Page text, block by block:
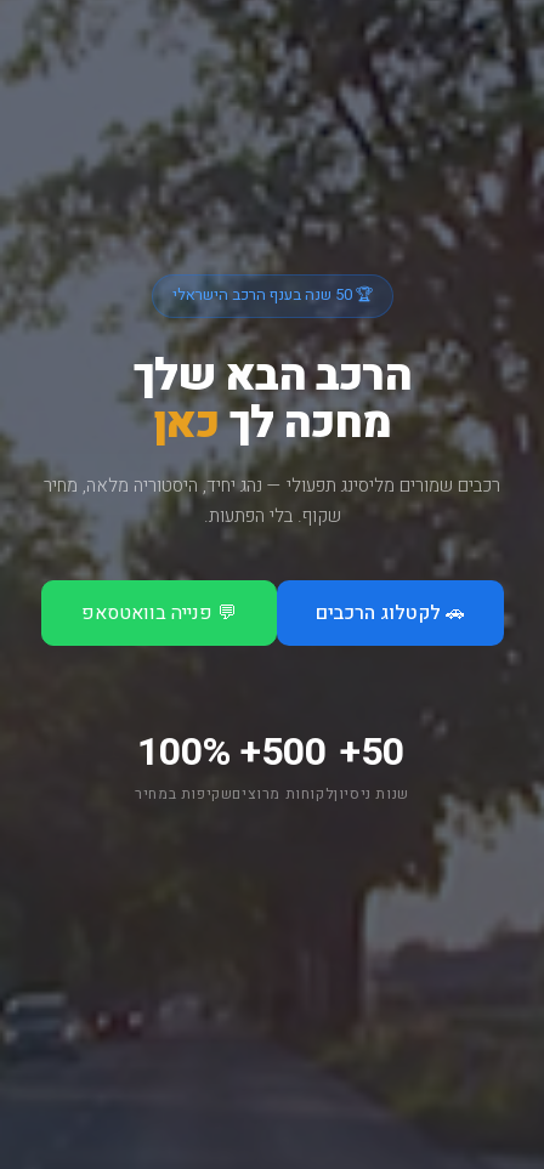
🏆 50 שנה בענף הרכב הישראלי
הרכב הבא שלך
מחכה לךכאן
רכבים שמורים מליסינג תפעולי — נהג יחיד, היסטוריה מלאה, מחיר
שקוף. בלי הפתעות.
🚗 לקטלוג הרכבים 💬 פנייה בוואטסאפ
50+
שנות ניסיון
500+
לקוחות מרוצים
100%
שקיפות במחיר